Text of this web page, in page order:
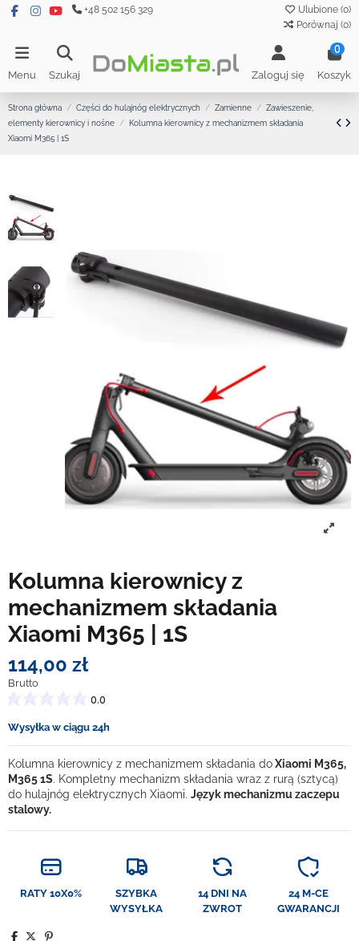
+48 502 156 329 Ulubione (0)
Porównaj (0)
Menu Szukaj Zaloguj się
0
Koszyk
Strona główna Części do hulajnóg elektrycznych Zamienne
Zawieszenie,
elementy kierownicy i nośne
Kolumna kierownicy z mechanizmem składania
Xiaomi M365 | 1S
Kolumna kierownicy z
mechanizmem składania
Xiaomi M365 | 1S
114,00 zł
Brutto
0.0
Wysyłka w ciągu 24h
Kolumna kierownicy z mechanizmem składania doXiaomi M365,
M365 1S. Kompletny mechanizm składania wraz z rurą (sztycą)
do hulajnóg elektrycznych Xiaomi. Język mechanizmu zaczepu
stalowy.
RATY 10X0%
SZYBKA
WYSYŁKA
14 DNI NA
ZWROT
24 M-CE
GWARANCJI